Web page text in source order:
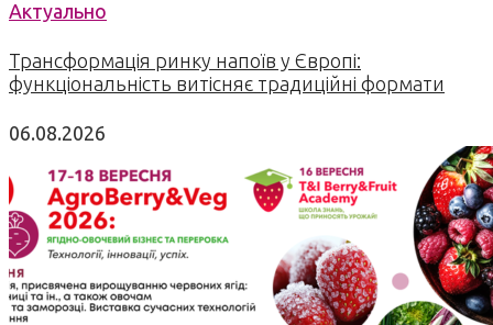
Актуально
Трансформація ринку напоїв у Європі:
функціональність витісняє традиційні формати
06.08.2026